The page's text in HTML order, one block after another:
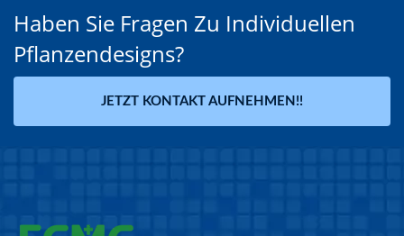
Haben Sie Fragen Zu Individuellen
Pflanzendesigns?
JETZT KONTAKT AUFNEHMEN!!